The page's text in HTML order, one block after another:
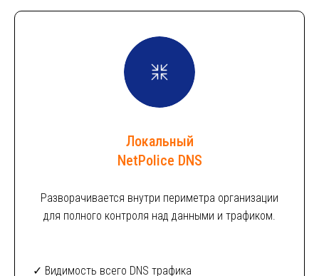
Локальный
NetPolice DNS
Разворачивается внутри периметра организации
для полного контроля над данными и трафиком.
✓ Видимость всего DNS трафика